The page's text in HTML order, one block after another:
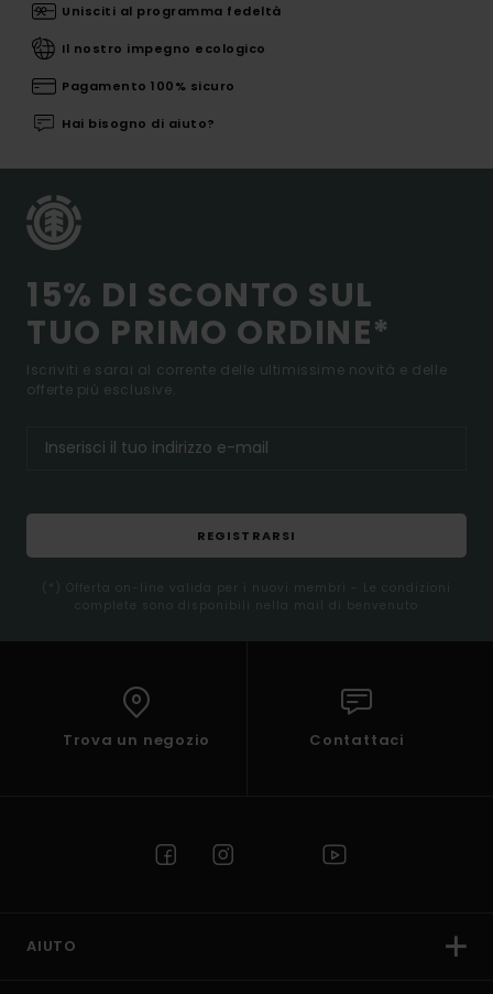
Unisciti al programma fedeltà
Il nostro impegno ecologico
Pagamento 100% sicuro
Hai bisogno di aiuto?
15% DI SCONTO SUL
TUO PRIMO ORDINE*
Iscriviti e sarai al corrente delle ultimissime novità e delle
offerte più esclusive.
REGISTRARSI
(*) Offerta on-line valida per i nuovi membri - Le condizioni
complete sono disponibili nella mail di benvenuto
Trova un negozio Contattaci
AIUTO